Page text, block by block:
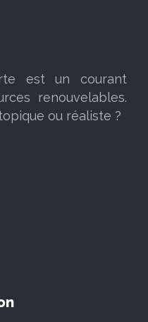
est un courant
renouvelables.
ou réaliste ?